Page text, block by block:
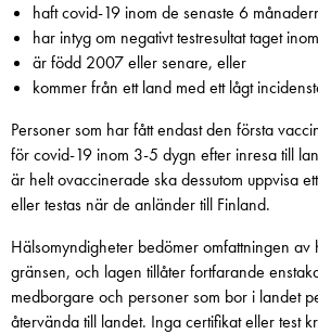
haft covid-19 inom de senaste 6
har intyg om negativt testresultat taget
är född 2007 eller senare, eller
kommer från ett land med ett lågt
Personer som har fått endast den första
för covid-19 inom 3-5 dygn efter inresa till
är helt ovaccinerade ska dessutom uppvisa
eller testas när de anländer till Finland.
Hälsomyndigheter bedömer omfattningen
gränsen, och lagen tillåter fortfarande
medborgare och personer som bor i landet
återvända till landet. Inga certifikat eller test